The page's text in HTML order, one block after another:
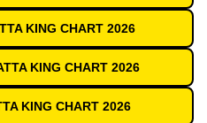
KING CHART 2026
KING CHART 2026
KING CHART 2026